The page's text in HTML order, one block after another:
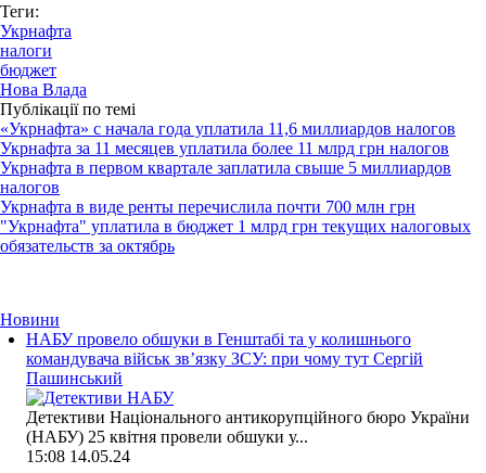
Теги:
Укрнафта
налоги
бюджет
Нова Влада
Публікації по темі
«Укрнафта» с начала года уплатила 11,6 миллиардов налогов
Укрнафта за 11 месяцев уплатила более 11 млрд грн налогов
Укрнафта в первом квартале заплатила свыше 5 миллиардов
налогов
Укрнафта в виде ренты перечислила почти 700 млн грн
"Укрнафта" уплатила в бюджет 1 млрд грн текущих налоговых
обязательств за октябрь
Новини
НАБУ провело обшуки в Генштабі та у колишнього
командувача військ зв’язку ЗСУ: при чому тут Сергій
Пашинський
Детективи Національного антикорупційного бюро України
(НАБУ) 25 квітня провели обшуки у...
15:08 14.05.24